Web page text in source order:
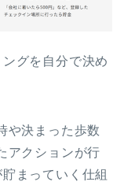
グを自分で決め
や決まった歩数
アクションが行
まっていく仕組